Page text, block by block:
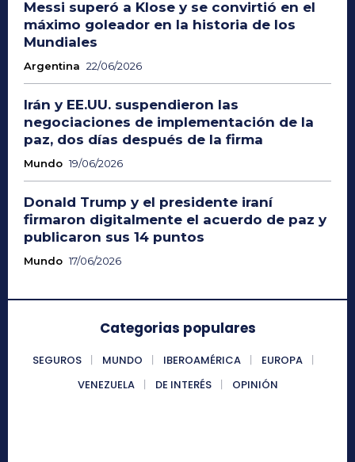
Messi superó a Klose y se convirtió en el
máximo goleador en la historia de los
Mundiales
Argentina 22/06/2026
Irán y EE.UU. suspendieron las
negociaciones de implementación de la
paz, dos días después de la firma
Mundo 19/06/2026
Donald Trump y el presidente iraní
firmaron digitalmente el acuerdo de paz y
publicaron sus 14 puntos
Mundo 17/06/2026
Categorias populares
SEGUROS MUNDO IBEROAMÉRICA
EUROPA
VENEZUELA
DE INTERÉS OPINIÓN